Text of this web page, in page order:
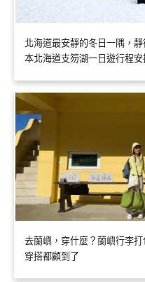
北海道最安靜的冬日一隅，
本北海道支笏湖一日遊行程
去蘭嶼，穿什麼？蘭嶼行李
穿搭都顧到了